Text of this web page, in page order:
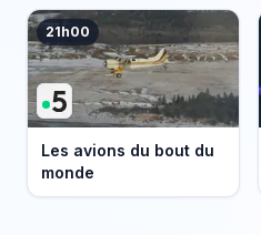
21h00
Les avions du bout du
monde